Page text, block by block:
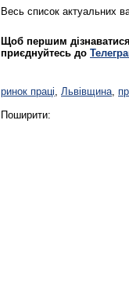
Весь список актуальних
Щоб першим дізнаватися
приєднуйтесь до
ринок праці Львівщина
Поширити: